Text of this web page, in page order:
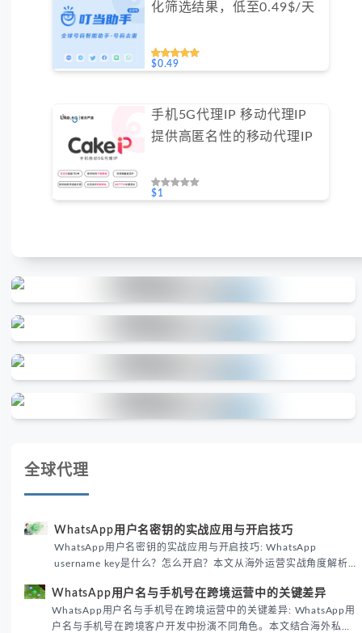
化筛选结果，低至0.49$/天
$0.49
手机5G代理IP 移动代理IP
提供高匿名性的移动代理IP
$1
全球代理
WhatsApp用户名密钥的实战应用与开启技巧
WhatsApp用户名密钥的实战应用与开启技巧: WhatsApp
username key是什么？怎么开启？本文从海外运营实战角度解析
境团队高效触达目标客户。
WhatsApp用户名与手机号在跨境运营中的关键差异
WhatsApp用户名与手机号在跨境运营中的关键差异: WhatsApp用
户名与手机号在跨境客户开发中扮演不同角色。本文结合海外私域